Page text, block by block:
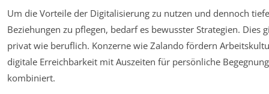
Um die Vorteile der Digitalisierung zu nutzen und dennoch
Beziehungen zu pflegen, bedarf es bewusster Strategien. Dies
privat wie beruflich. Konzerne wie Zalando fördern
digitale Erreichbarkeit mit Auszeiten für persönliche
kombiniert.